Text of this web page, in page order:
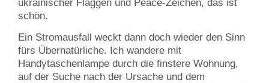
ukrainischer Flaggen und Peace-Zeichen, das ist
schön.
Ein Stromausfall weckt dann doch wieder den Sinn
fürs Übernatürliche. Ich wandere mit
Handytaschenlampe durch die finstere Wohnung,
auf der Suche nach der Ursache und dem